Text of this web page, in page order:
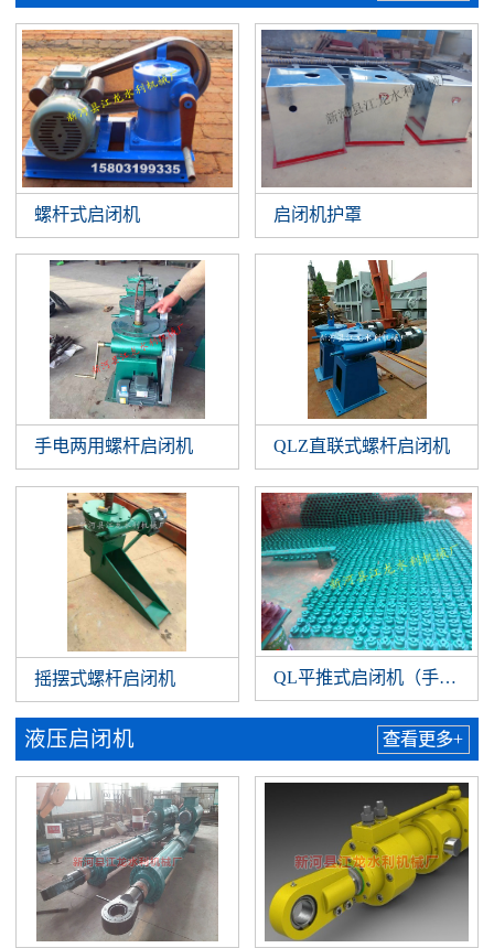
螺杆式启闭机 启闭机护罩
手电两用螺杆启闭机 QLZ直联式螺杆启闭机
摇摆式螺杆启闭机 QL平推式启闭机（手扳）
液压启闭机 查看更多+